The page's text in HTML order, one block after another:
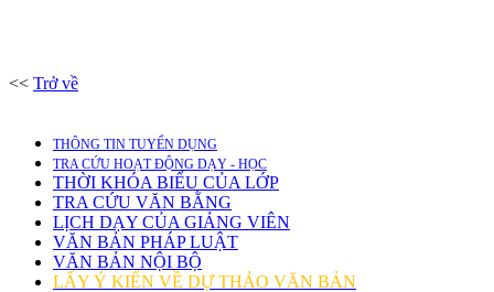
<< Trở về
THÔNG TIN TUYỂN DỤNG
TRA CỨU HOẠT ĐỘNG DẠY - HỌC
THỜI KHÓA BIỂU CỦA LỚP
TRA CỨU VĂN BẰNG
LỊCH DẠY CỦA GIẢNG VIÊN
VĂN BẢN PHÁP LUẬT
VĂN BẢN NỘI BỘ
LẤY Ý KIẾN VỀ DỰ THẢO VĂN BẢN